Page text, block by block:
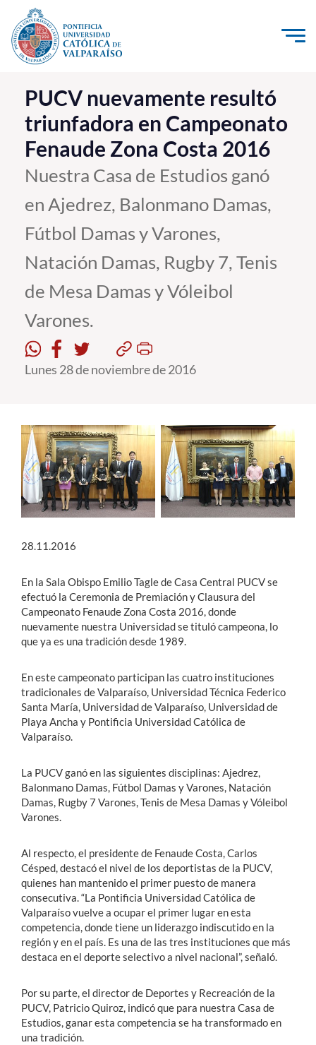
Click acá para ir directamente al contenido
La Universidad
Investigación, Creación e Innovación
PUCV Internacional
Vinculación con el Medio
Admisión
Estudiantes
Alumni
English
PUCV nuevamente resultó
triunfadora en Campeonato
Fenaude Zona Costa 2016
Nuestra Casa de Estudios ganó
en Ajedrez, Balonmano Damas,
Fútbol Damas y Varones,
Natación Damas, Rugby 7, Tenis
de Mesa Damas y Vóleibol
Varones.
Lunes 28 de noviembre de 2016
28.11.2016
En la Sala Obispo Emilio Tagle de Casa Central PUCV se
efectuó la Ceremonia de Premiación y Clausura del
Campeonato Fenaude Zona Costa 2016, donde
nuevamente nuestra Universidad se tituló campeona, lo
que ya es una tradición desde 1989.
En este campeonato participan las cuatro instituciones
tradicionales de Valparaíso, Universidad Técnica Federico
Santa María, Universidad de Valparaíso, Universidad de
Playa Ancha y Pontificia Universidad Católica de
Valparaíso.
La PUCV ganó en las siguientes disciplinas: Ajedrez,
Balonmano Damas, Fútbol Damas y Varones, Natación
Damas, Rugby 7 Varones, Tenis de Mesa Damas y Vóleibol
Varones.
Al respecto, el presidente de Fenaude Costa, Carlos
Césped, destacó el nivel de los deportistas de la PUCV,
quienes han mantenido el primer puesto de manera
consecutiva. “La Pontificia Universidad Católica de
Valparaíso vuelve a ocupar el primer lugar en esta
competencia, donde tiene un liderazgo indiscutido en la
región y en el país. Es una de las tres instituciones que más
destaca en el deporte selectivo a nivel nacional”, señaló.
Por su parte, el director de Deportes y Recreación de la
PUCV, Patricio Quiroz, indicó que para nuestra Casa de
Estudios, ganar esta competencia se ha transformado en
una tradición.